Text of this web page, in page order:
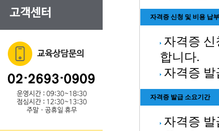
자격증 신청 및 비용 납부
자격증
합니다.
자격증
자격증 발급 소요기간
자격증 발